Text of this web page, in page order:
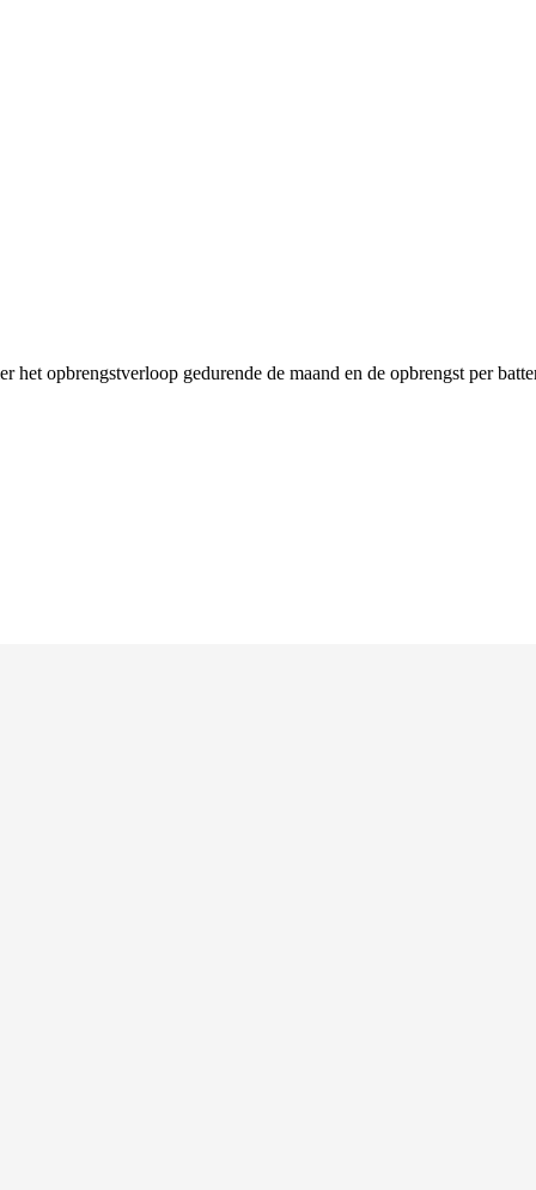
opbrengstverloop gedurende de maand en de opbrengst per